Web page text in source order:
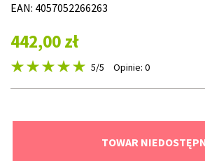
EAN: 4057052266263
442,00 zł
5/5 Opinie: 0
TOWAR